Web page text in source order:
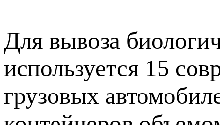
Для вывоза
используется 15
грузовых